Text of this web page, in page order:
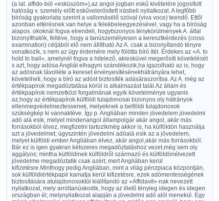
(a lat. affido-ból «esküszöm»),az angol jogban eskű kivételére jogosított
hatóság v. személy előtt eskűvelerősített irásbeli nyilatkozat. A legfőbb
bíróság gyakorlata szerint a vallomásélő szóval (viva voce) teendő. Ettől
azonban eltérésnek van helye a felekbeleegyezésével, vagy ha a bíróság
alapos. okoknál fogva elrendeli, hogybizonyos ténykörülmények A. által
bizonyíthatók, feltéve, hogy a tanúszemélyesen a keresztkérdezés (cross
examination) céljából elő nem állítható.Az A. csak a bizonyítandó tényre
vonatkozik, s nem az ügy érdemére mely fölötta bíró ítél. Érdekes az «A. to
hold to bail», amelynél fogva a hitelező, akiesküvel megerősíti követelését
s azt, hogy adósa Angliát elhagyni szándékozik,ha igazolható az is, hogy
az adósnak távolléte a kereset érvényesítésénekhátrányára lehet,
követelheti, hogy a bíró az adóst biztosíték adásáraszorítsa. Az A. még az
értékpapirok megadóztatása körül is alkalmazást talál.Az állam és
értékpapírok nemzetközi forgalmának egyik követelménye ugyanis
az,hogy az értékpapírok külföldi tulajdonosai bizonyos oly hátrányok
ellenmegvédelmeztessenek, melyeknek a belföldi tulajdonosok
szükségkép ki vannaktéve. Így p. Angliában minden jövedelem jövedelmi
adó alá esik, melyet mindenangol állampolgár akár angol, akár más
forrásokból élvez, megfizetni tartozikmég akkor is, ha külföldön használja
azt a jövedelmet; úgyszintén jövedelmi adóalá esik az a jövedelem,
melyet külföldi ember Angliában élvez, akár angol,akár más forrásokból.
Bár ez is igen gyakran kétszeres megadóztatáshoz vezet,még sem oly
aggályos; mintha külföldinek külföldről származó és külföldönélvezett
jövedelme megadóztatik csak azért, mert Angliában kerül
kifizetésre.Minthogy pedig Angliában, mint a világ pénzpiaca központján,
sok külföldiértékpapír kamatja kerül kifizetésre, ezek adómentességének
biztosítására atulajdonosoktól kiállítandó az «Affidavit»-nak nevezett
nyilatkozat, mely arróltanúskodik, hogy az illető tényleg idegen és idegen
országban él; melynyilatkozat alapján a jövedelmi adó alól menekül. Egy